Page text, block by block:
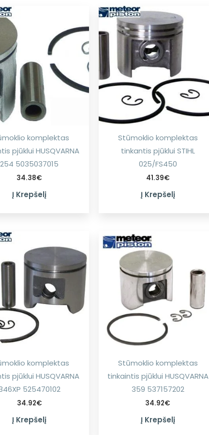
komplektas
pjūklui HUSQVARNA
254 5035037015
34.38€
Į Krepšelį
Stūmoklio komplektas
tinkantis pjūklui STIHL
025/FS450
41.39€
Į Krepšelį
komplektas
pjūklui HUSQVARNA
525470102
34.92€
Į Krepšelį
Stūmoklio komplektas
tinkaintis pjūklui HUSQVARNA
359 537157202
34.92€
Į Krepšelį